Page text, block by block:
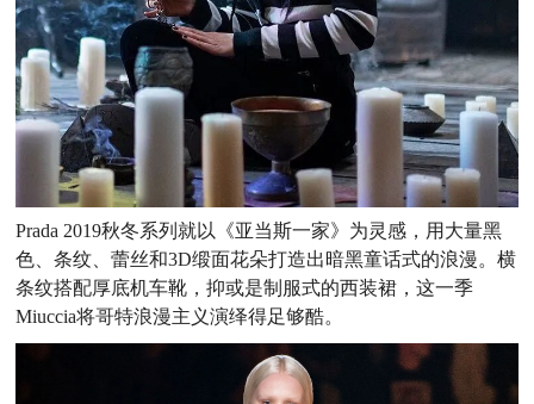
Prada 2019秋冬系列就以《亚当斯一家》为灵感，用大量黑
色、条纹、蕾丝和3D缎面花朵打造出暗黑童话式的浪漫。横
条纹搭配厚底机车靴，抑或是制服式的西装裙，这一季
Miuccia将哥特浪漫主义演绎得足够酷。